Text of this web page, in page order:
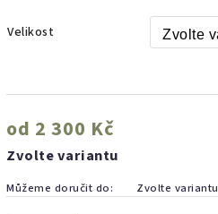
Velikost
od 2 300 Kč
Zvolte variantu
Můžeme doručit do: Zvolte variantu